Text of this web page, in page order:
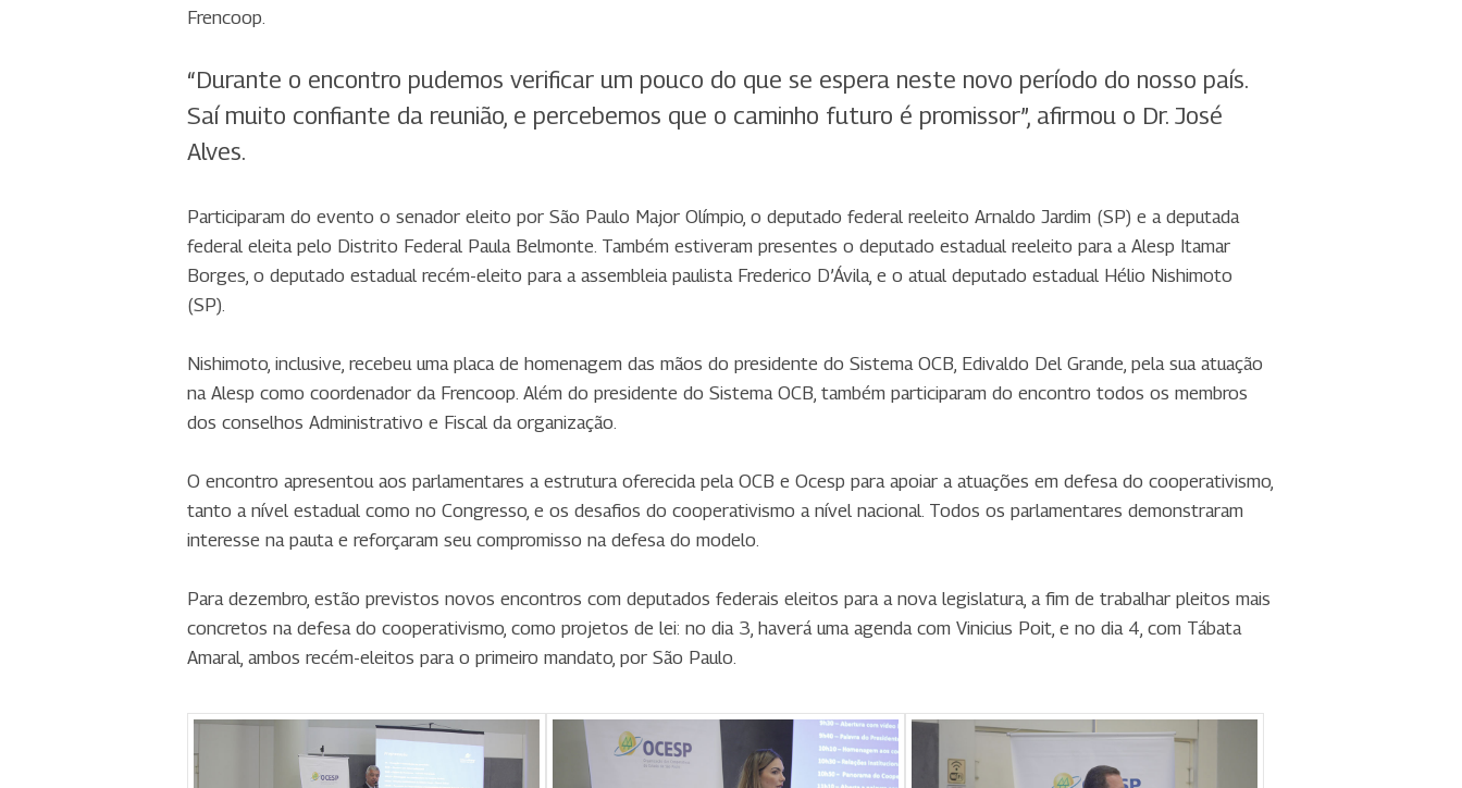
Frencoop.
“Durante o encontro pudemos verificar um pouco do que se espera neste novo período do nosso país.
Saí muito confiante da reunião, e percebemos que o caminho futuro é promissor”, afirmou o Dr. José
Alves.
Participaram do evento o senador eleito por São Paulo Major Olímpio, o deputado federal reeleito Arnaldo Jardim (SP) e a deputada
federal eleita pelo Distrito Federal Paula Belmonte. Também estiveram presentes o deputado estadual reeleito para a Alesp Itamar
Borges, o deputado estadual recém-eleito para a assembleia paulista Frederico D’Ávila, e o atual deputado estadual Hélio Nishimoto
(SP).
Nishimoto, inclusive, recebeu uma placa de homenagem das mãos do presidente do Sistema OCB, Edivaldo Del Grande, pela sua atuação
na Alesp como coordenador da Frencoop. Além do presidente do Sistema OCB, também participaram do encontro todos os membros
dos conselhos Administrativo e Fiscal da organização.
O encontro apresentou aos parlamentares a estrutura oferecida pela OCB e Ocesp para apoiar a atuações em defesa do cooperativismo,
tanto a nível estadual como no Congresso, e os desafios do cooperativismo a nível nacional. Todos os parlamentares demonstraram
interesse na pauta e reforçaram seu compromisso na defesa do modelo.
Para dezembro, estão previstos novos encontros com deputados federais eleitos para a nova legislatura, a fim de trabalhar pleitos mais
concretos na defesa do cooperativismo, como projetos de lei: no dia 3, haverá uma agenda com Vinicius Poit, e no dia 4, com Tábata
Amaral, ambos recém-eleitos para o primeiro mandato, por São Paulo.